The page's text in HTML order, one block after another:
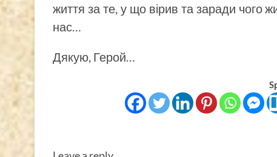
життя за те, у що вірив та заради чого
нас…
Дякую, Герой…